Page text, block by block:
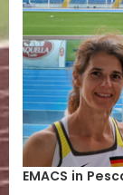
EMACS in